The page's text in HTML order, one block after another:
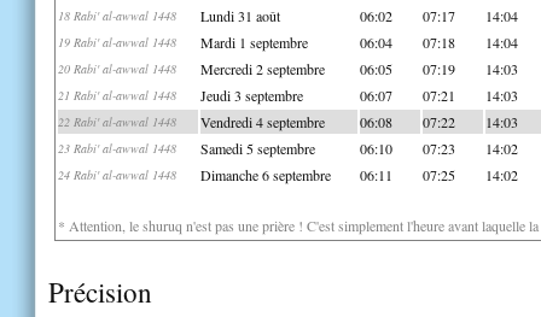
18 Rabi' al-awwal 1448 Lundi 31 août 06:02 07:17 14:04
19 Rabi' al-awwal 1448 Mardi 1 septembre 06:04 07:18 14:04
20 Rabi' al-awwal 1448 Mercredi 2 septembre 06:05 07:19 14:03
21 Rabi' al-awwal 1448 Jeudi 3 septembre 06:07 07:21 14:03
22 Rabi' al-awwal 1448 Vendredi 4 septembre 06:08 07:22 14:03
23 Rabi' al-awwal 1448 Samedi 5 septembre 06:10 07:23 14:02
24 Rabi' al-awwal 1448 Dimanche 6 septembre 06:11 07:25 14:02
* Attention, le shuruq n'est pas une prière ! C'est simplement l'heure avant laquelle
Précision